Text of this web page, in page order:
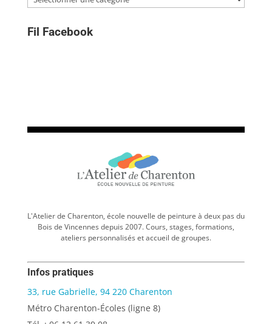
Fil Facebook
L'Atelier de Charenton, école nouvelle de peinture à deux pas du
Bois de Vincennes depuis 2007. Cours, stages, formations,
ateliers personnalisés et accueil de groupes.
Infos pratiques
33, rue Gabrielle, 94 220 Charenton
Métro Charenton-Écoles (ligne 8)